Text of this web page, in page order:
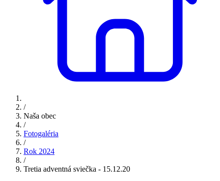
/
Naša obec
/
Fotogaléria
/
Rok 2024
/
Tretia adventná sviečka - 15.12.20